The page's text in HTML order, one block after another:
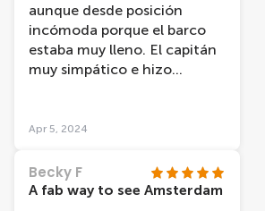
aunque desde posición
incómoda porque el barco
estaba muy lleno. El capitán
muy simpático e hizo
Apr 5, 2024
Becky F
A fab way to see Amsterdam